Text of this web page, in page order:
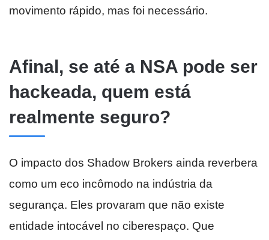
movimento rápido, mas foi necessário.
Afinal, se até a NSA pode ser
hackeada, quem está
realmente seguro?
O impacto dos Shadow Brokers ainda reverbera
como um eco incômodo na indústria da
segurança. Eles provaram que não existe
entidade intocável no ciberespaço. Que